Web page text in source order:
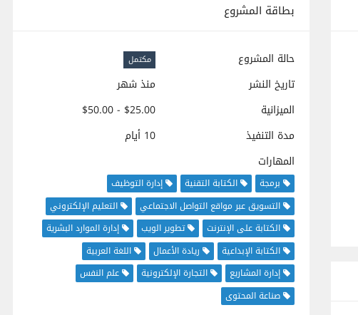
بطاقة المشروع
حالة المشروع مكتمل
تاريخ النشر
منذ شهر
الميزانية
$25.00 - $50.00
مدة التنفيذ
10 أيام
المهارات
برمجة الكتابة التقنية
إدارة التوظيف
التسويق عبر مواقع التواصل الاجتماعي
التعليم الإلكتروني
الكتابة على الإنترنت
تطوير الويب
إدارة الموارد البشرية
الكتابة الإبداعية
ريادة الأعمال
اللغة العربية
إدارة المشاريع
التجارة الإلكترونية
علم النفس
صناعة المحتوى